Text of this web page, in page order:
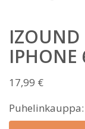
IZOUND
IPHONE
17,99 €
Puhelinkauppa: